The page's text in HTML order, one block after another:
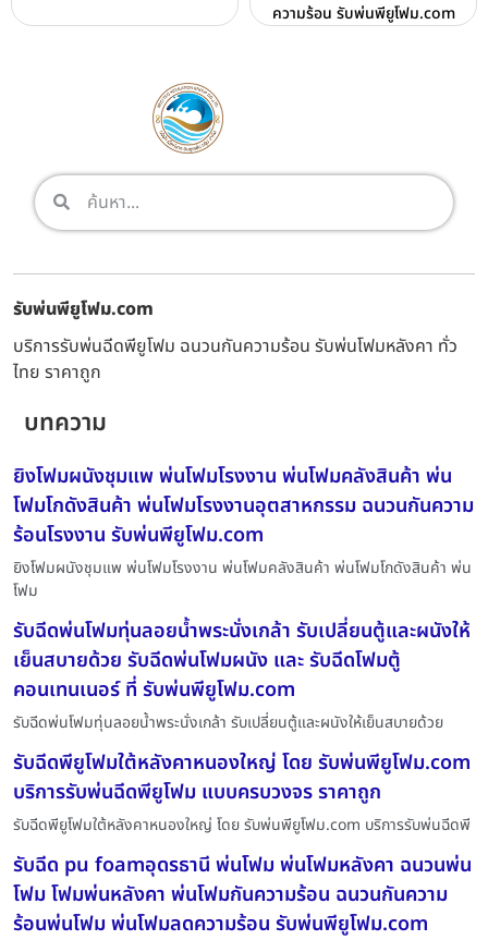
ความร้อน รับพ่นพียูโฟม.com
รับพ่นพียูโฟม.com
บริการรับพ่นฉีดพียูโฟม ฉนวนกันความร้อน รับพ่นโฟมหลังคา ทั่ว
ไทย ราคาถูก
บทความ
ยิงโฟมผนังชุมแพ พ่นโฟมโรงงาน พ่นโฟมคลังสินค้า พ่น
โฟมโกดังสินค้า พ่นโฟมโรงงานอุตสาหกรรม ฉนวนกันความ
ร้อนโรงงาน รับพ่นพียูโฟม.com
ยิงโฟมผนังชุมแพ พ่นโฟมโรงงาน พ่นโฟมคลังสินค้า พ่นโฟมโกดังสินค้า พ่น
โฟม
รับฉีดพ่นโฟมทุ่นลอยน้ำพระนั่งเกล้า รับเปลี่ยนตู้และผนังให้
เย็นสบายด้วย รับฉีดพ่นโฟมผนัง และ รับฉีดโฟมตู้
คอนเทนเนอร์ ที่ รับพ่นพียูโฟม.com
รับฉีดพ่นโฟมทุ่นลอยน้ำพระนั่งเกล้า รับเปลี่ยนตู้และผนังให้เย็นสบายด้วย
รับฉีดพียูโฟมใต้หลังคาหนองใหญ่ โดย รับพ่นพียูโฟม.com
บริการรับพ่นฉีดพียูโฟม แบบครบวงจร ราคาถูก
รับฉีดพียูโฟมใต้หลังคาหนองใหญ่ โดย รับพ่นพียูโฟม.com บริการรับพ่นฉีดพี
รับฉีด pu foamอุดรธานี พ่นโฟม พ่นโฟมหลังคา ฉนวนพ่น
โฟม โฟมพ่นหลังคา พ่นโฟมกันความร้อน ฉนวนกันความ
ร้อนพ่นโฟม พ่นโฟมลดความร้อน รับพ่นพียูโฟม.com